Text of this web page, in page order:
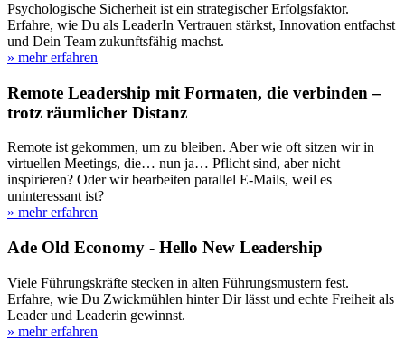
Psychologische Sicherheit ist ein strategischer Erfolgsfaktor.
Erfahre, wie Du als LeaderIn Vertrauen stärkst, Innovation entfachst
und Dein Team zukunftsfähig machst.
» mehr erfahren
Remote Leadership mit Formaten, die verbinden –
trotz räumlicher Distanz
Remote ist gekommen, um zu bleiben. Aber wie oft sitzen wir in
virtuellen Meetings, die… nun ja… Pflicht sind, aber nicht
inspirieren? Oder wir bearbeiten parallel E-Mails, weil es
uninteressant ist?
» mehr erfahren
Ade Old Economy - Hello New Leadership
Viele Führungskräfte stecken in alten Führungsmustern fest.
Erfahre, wie Du Zwickmühlen hinter Dir lässt und echte Freiheit als
Leader und Leaderin gewinnst.
» mehr erfahren